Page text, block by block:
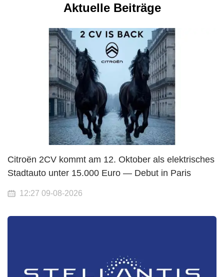
Aktuelle Beiträge
Citroën 2CV kommt am 12. Oktober als elektrisches
Stadtauto unter 15.000 Euro — Debut in Paris
12:27 09-08-2026